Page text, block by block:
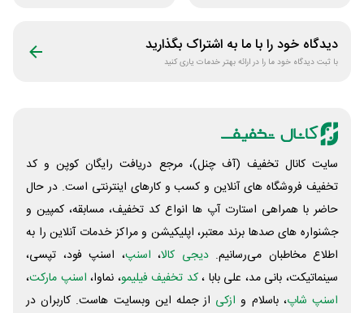
دیدگاه خود را با ما به اشتراک بگذارید
با ثبت دیدگاه خود ما را در ارائه بهتر خدمات یاری کنید
سایت کانال تخفیف (آف چنل)، مرجع دریافت رایگان کوپن و کد
تخفیف فروشگاه های آنلاین و کسب و‌ کارهای اینترنتی است. در حال
حاضر با همراهی استارت آپ ها انواع کد تخفیف، مسابقه، کمپین و
جشنواره های صدها برند معتبر، اپلیکیشن و مراکز خدمات آنلاین را به
اطلاع مخاطبان می‌رسانیم. دیجی کالا، اسنپ، اسنپ فود، تپسی،
سینماتیکت، بانی مد، علی‌ بابا ،کد تخفیف فیلیمو، نماوا، اسنپ مارکت،
اسنپ شاپ، باسلام و ازکی از جمله این وبسایت ‌هاست. کاربران در